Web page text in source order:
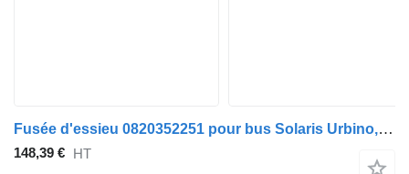
Fusée d'essieu 0820352251 pour bus Solaris Urbino, Alpino, Vacanza (1999-)
148,39 € HT